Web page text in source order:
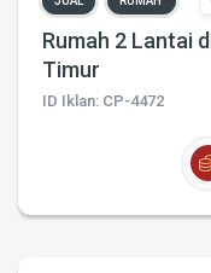
Rumah 2 Lantai
Timur
ID Iklan: CP-4472